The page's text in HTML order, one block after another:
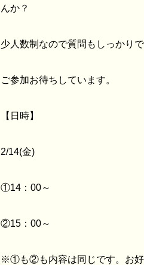
んか？
少人数制なので質問もしっかり
ご参加お待ちしています。
【日時】
2/14(金)
①14：00～
②15：00～
※①も②も内容は同じです。お好